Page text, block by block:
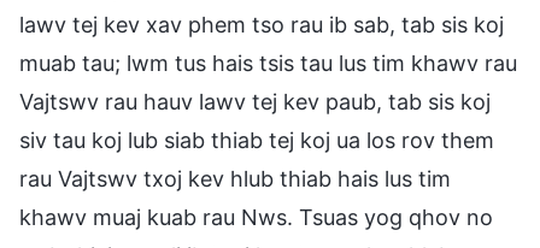
lawv tej kev xav phem tso rau ib sab, tab sis koj
muab tau; lwm tus hais tsis tau lus tim khawv rau
Vajtswv rau hauv lawv tej kev paub, tab sis koj
siv tau koj lub siab thiab tej koj ua los rov them
rau Vajtswv txoj kev hlub thiab hais lus tim
khawv muaj kuab rau Nws. Tsuas yog qhov no